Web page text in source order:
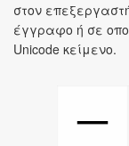
στον
έγγραφο ή σε
Unicode κείμενο.
─